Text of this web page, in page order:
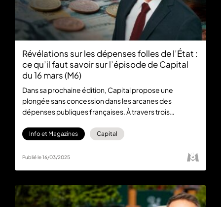
Révélations sur les dépenses folles de l’État :
ce qu’il faut savoir sur l’épisode de Capital
du 16 mars (M6)
Dans sa prochaine édition, Capital propose une
plongée sans concession dans les arcanes des
dépenses publiques françaises. À travers trois
lever le voile sur des pratiques souvent méconnues et
L’émission est diffusée ce dimanche 16 mars à 21:10 sur
Info et Magazines Capital
Publié le 16/03/2025